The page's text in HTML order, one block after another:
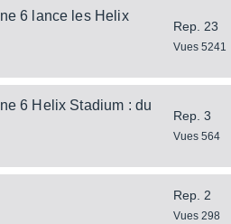
6 lance les Helix
Rep. 23
Vues 5241
6 Helix Stadium : du
Rep. 3
Vues 564
Rep. 2
Vues 298